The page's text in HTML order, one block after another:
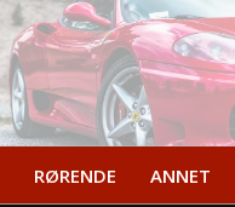
RØRENDE ANNET